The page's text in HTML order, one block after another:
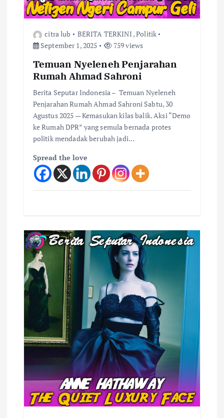
citra lub BERITA TERKINI ,Politik
September 1, 2025
759 views
Temuan Nyeleneh Penjarahan
Rumah Ahmad Sahroni
Berita Seputar Indonesia – Temuan Nyeleneh
Penjarahan Rumah Ahmad Sahroni Sabtu, 30
Agustus 2025 — Kemasukan kilas balik. Aksi “Demo
ke Rumah DPR” yang semula bernada protes
politik mendadak berubah jadi…
Spread the love